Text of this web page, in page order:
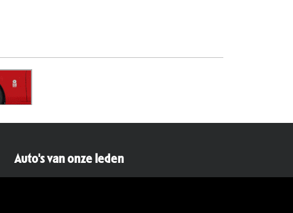
Auto's van onze leden